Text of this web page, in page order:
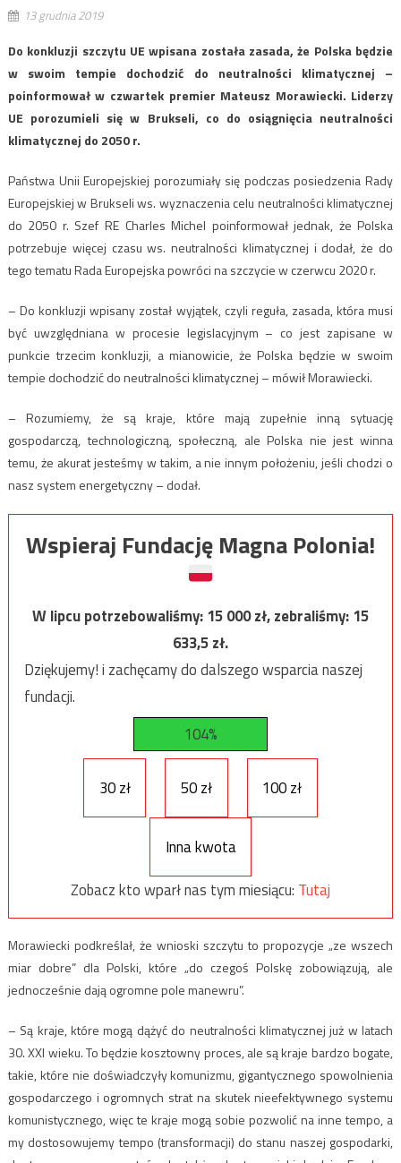
13 grudnia 2019
Do konkluzji szczytu UE wpisana została zasada, że Polska będzie
w swoim tempie dochodzić do neutralności klimatycznej –
poinformował w czwartek premier Mateusz Morawiecki. Liderzy
UE porozumieli się w Brukseli, co do osiągnięcia neutralności
klimatycznej do 2050 r.
Państwa Unii Europejskiej porozumiały się podczas posiedzenia Rady
Europejskiej w Brukseli ws. wyznaczenia celu neutralności klimatycznej
do 2050 r. Szef RE Charles Michel poinformował jednak, że Polska
potrzebuje więcej czasu ws. neutralności klimatycznej i dodał, że do
tego tematu Rada Europejska powróci na szczycie w czerwcu 2020 r.
– Do konkluzji wpisany został wyjątek, czyli reguła, zasada, która musi
być uwzględniana w procesie legislacyjnym – co jest zapisane w
punkcie trzecim konkluzji, a mianowicie, że Polska będzie w swoim
tempie dochodzić do neutralności klimatycznej – mówił Morawiecki.
– Rozumiemy, że są kraje, które mają zupełnie inną sytuację
gospodarczą, technologiczną, społeczną, ale Polska nie jest winna
temu, że akurat jesteśmy w takim, a nie innym położeniu, jeśli chodzi o
nasz system energetyczny – dodał.
Wspieraj Fundację Magna Polonia!
W lipcu potrzebowaliśmy:15 000zł, zebraliśmy:15
633,5zł.
Dziękujemy! i zachęcamy do dalszego wsparcia naszej
fundacji.
104%
30 zł 50 zł 100 zł
Inna kwota
Zobacz kto wparł nas tym miesiącu: Tutaj
Morawiecki podkreślał, że wnioski szczytu to propozycje „ze wszech
miar dobre” dla Polski, które „do czegoś Polskę zobowiązują, ale
jednocześnie dają ogromne pole manewru”.
– Są kraje, które mogą dążyć do neutralności klimatycznej już w latach
30. XXI wieku. To będzie kosztowny proces, ale są kraje bardzo bogate,
takie, które nie doświadczyły komunizmu, gigantycznego spowolnienia
gospodarczego i ogromnych strat na skutek nieefektywnego systemu
komunistycznego, więc te kraje mogą sobie pozwolić na inne tempo, a
my dostosowujemy tempo (transformacji) do stanu naszej gospodarki,